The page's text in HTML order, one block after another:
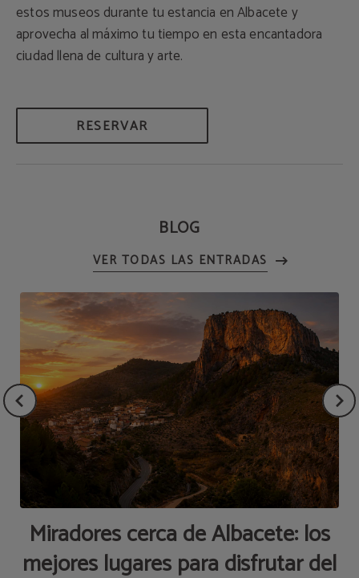
estos museos durante tu estancia en Albacete y
aprovecha al máximo tu tiempo en esta encantadora
ciudad llena de cultura y arte.
RESERVAR
BLOG
VER TODAS LAS ENTRADAS
Miradores cerca de Albacete: los
mejores lugares para disfrutar del